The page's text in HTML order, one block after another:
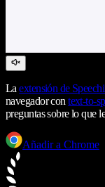
Laextensión de
navegador context-to-
preguntas sobre lo que
Añadir a Chrome